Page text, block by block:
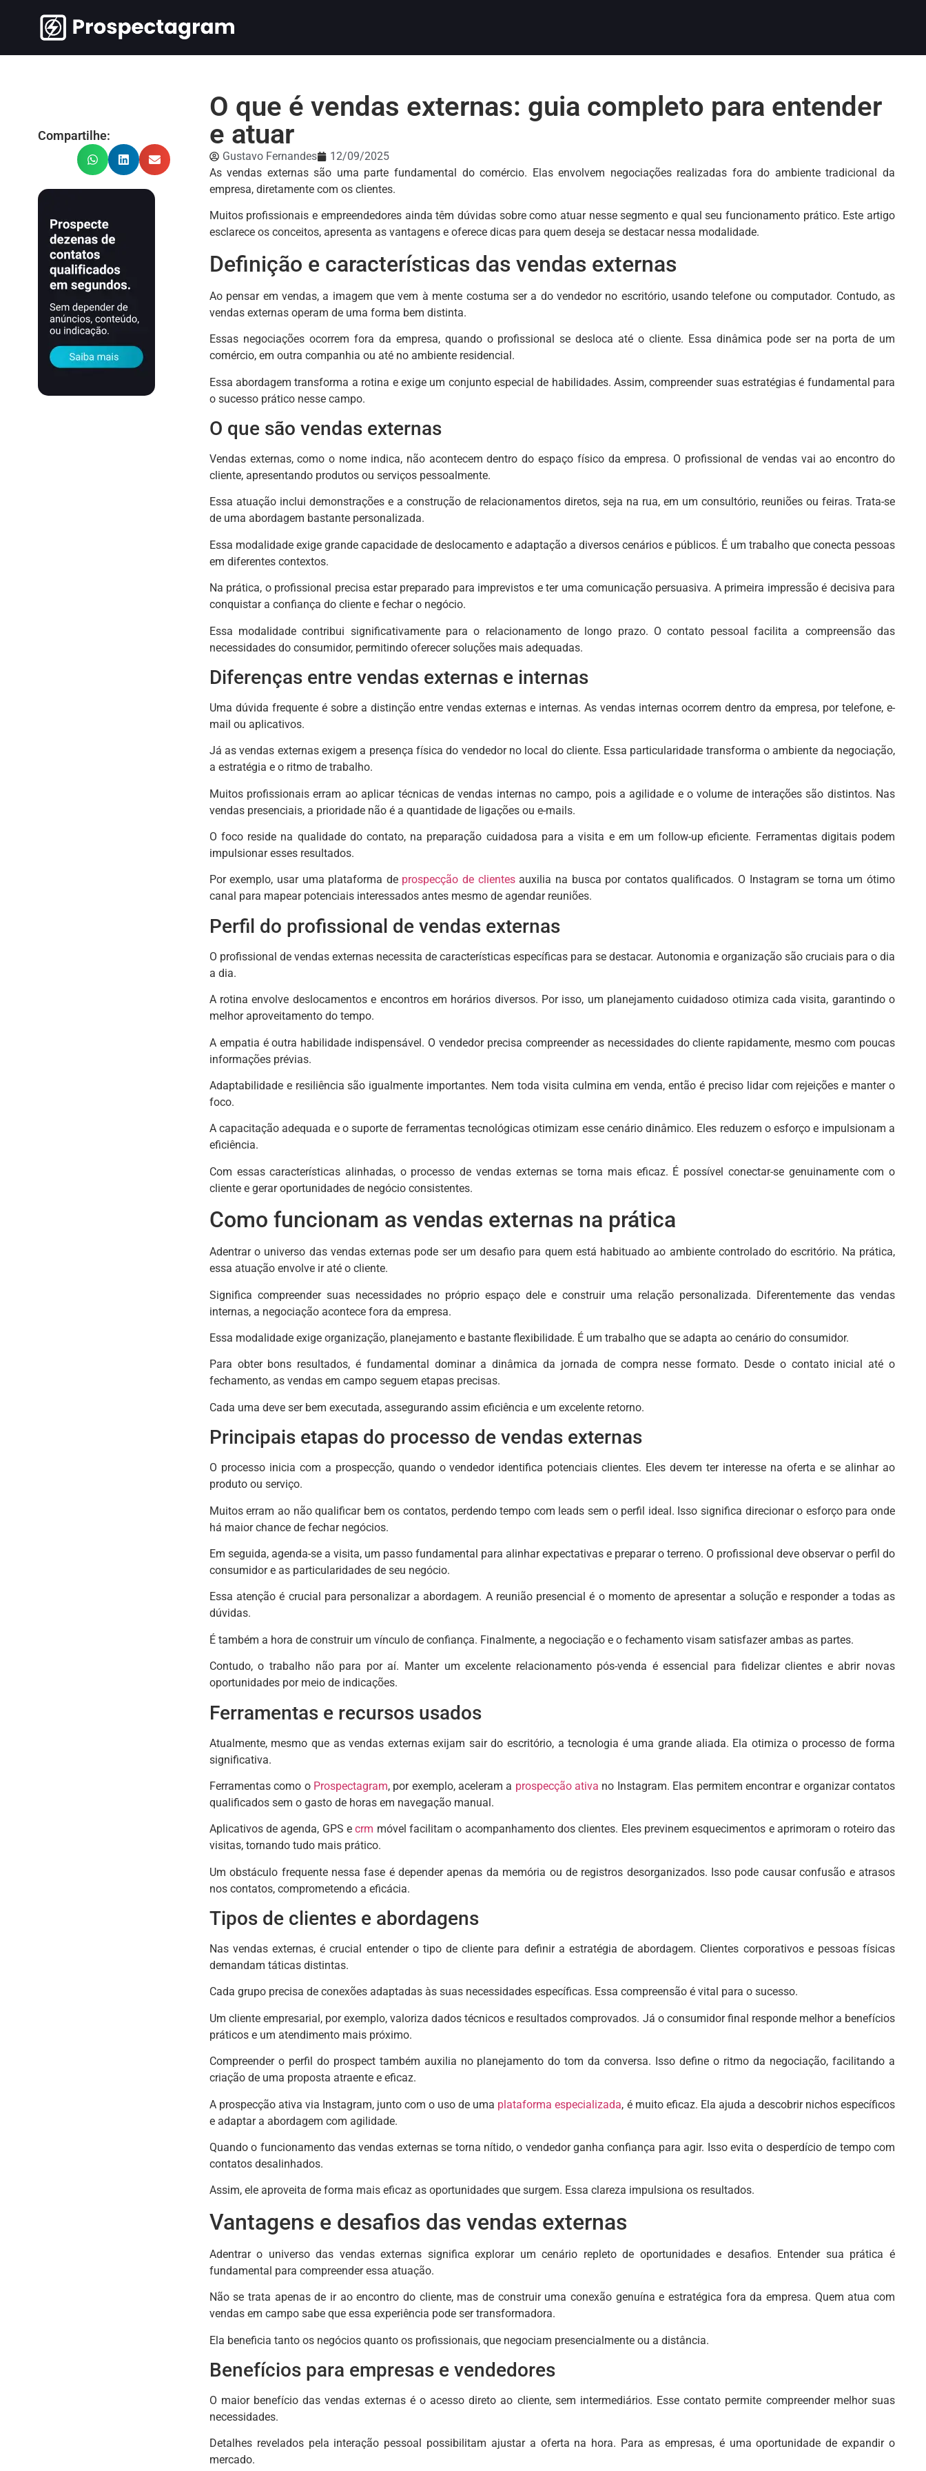
Compartilhe:
O que é vendas externas: guia completo para entender
e atuar
Gustavo Fernandes
12/09/2025
As vendas externas são uma parte fundamental do comércio. Elas envolvem negociações realizadas fora do ambiente tradicional da
empresa, diretamente com os clientes.
Muitos profissionais e empreendedores ainda têm dúvidas sobre como atuar nesse segmento e qual seu funcionamento prático. Este artigo
esclarece os conceitos, apresenta as vantagens e oferece dicas para quem deseja se destacar nessa modalidade.
Definição e características das vendas externas
Ao pensar em vendas, a imagem que vem à mente costuma ser a do vendedor no escritório, usando telefone ou computador. Contudo, as
vendas externas operam de uma forma bem distinta.
Essas negociações ocorrem fora da empresa, quando o profissional se desloca até o cliente. Essa dinâmica pode ser na porta de um
comércio, em outra companhia ou até no ambiente residencial.
Essa abordagem transforma a rotina e exige um conjunto especial de habilidades. Assim, compreender suas estratégias é fundamental para
o sucesso prático nesse campo.
O que são vendas externas
Vendas externas, como o nome indica, não acontecem dentro do espaço físico da empresa. O profissional de vendas vai ao encontro do
cliente, apresentando produtos ou serviços pessoalmente.
Essa atuação inclui demonstrações e a construção de relacionamentos diretos, seja na rua, em um consultório, reuniões ou feiras. Trata-se
de uma abordagem bastante personalizada.
Essa modalidade exige grande capacidade de deslocamento e adaptação a diversos cenários e públicos. É um trabalho que conecta pessoas
em diferentes contextos.
Na prática, o profissional precisa estar preparado para imprevistos e ter uma comunicação persuasiva. A primeira impressão é decisiva para
conquistar a confiança do cliente e fechar o negócio.
Essa modalidade contribui significativamente para o relacionamento de longo prazo. O contato pessoal facilita a compreensão das
necessidades do consumidor, permitindo oferecer soluções mais adequadas.
Diferenças entre vendas externas e internas
Uma dúvida frequente é sobre a distinção entre vendas externas e internas. As vendas internas ocorrem dentro da empresa, por telefone, e-
mail ou aplicativos.
Já as vendas externas exigem a presença física do vendedor no local do cliente. Essa particularidade transforma o ambiente da negociação,
a estratégia e o ritmo de trabalho.
Muitos profissionais erram ao aplicar técnicas de vendas internas no campo, pois a agilidade e o volume de interações são distintos. Nas
vendas presenciais, a prioridade não é a quantidade de ligações ou e-mails.
O foco reside na qualidade do contato, na preparação cuidadosa para a visita e em um follow-up eficiente. Ferramentas digitais podem
impulsionar esses resultados.
Por exemplo, usar uma plataforma de prospecção de clientesauxilia na busca por contatos qualificados. O Instagram se torna um ótimo
canal para mapear potenciais interessados antes mesmo de agendar reuniões.
Perfil do profissional de vendas externas
O profissional de vendas externas necessita de características específicas para se destacar. Autonomia e organização são cruciais para o dia
a dia.
A rotina envolve deslocamentos e encontros em horários diversos. Por isso, um planejamento cuidadoso otimiza cada visita, garantindo o
melhor aproveitamento do tempo.
A empatia é outra habilidade indispensável. O vendedor precisa compreender as necessidades do cliente rapidamente, mesmo com poucas
informações prévias.
Adaptabilidade e resiliência são igualmente importantes. Nem toda visita culmina em venda, então é preciso lidar com rejeições e manter o
foco.
A capacitação adequada e o suporte de ferramentas tecnológicas otimizam esse cenário dinâmico. Eles reduzem o esforço e impulsionam a
eficiência.
Com essas características alinhadas, o processo de vendas externas se torna mais eficaz. É possível conectar-se genuinamente com o
cliente e gerar oportunidades de negócio consistentes.
Como funcionam as vendas externas na prática
Adentrar o universo das vendas externas pode ser um desafio para quem está habituado ao ambiente controlado do escritório. Na prática,
essa atuação envolve ir até o cliente.
Significa compreender suas necessidades no próprio espaço dele e construir uma relação personalizada. Diferentemente das vendas
internas, a negociação acontece fora da empresa.
Essa modalidade exige organização, planejamento e bastante flexibilidade. É um trabalho que se adapta ao cenário do consumidor.
Para obter bons resultados, é fundamental dominar a dinâmica da jornada de compra nesse formato. Desde o contato inicial até o
fechamento, as vendas em campo seguem etapas precisas.
Cada uma deve ser bem executada, assegurando assim eficiência e um excelente retorno.
Principais etapas do processo de vendas externas
O processo inicia com a prospecção, quando o vendedor identifica potenciais clientes. Eles devem ter interesse na oferta e se alinhar ao
produto ou serviço.
Muitos erram ao não qualificar bem os contatos, perdendo tempo com leads sem o perfil ideal. Isso significa direcionar o esforço para onde
há maior chance de fechar negócios.
Em seguida, agenda-se a visita, um passo fundamental para alinhar expectativas e preparar o terreno. O profissional deve observar o perfil do
consumidor e as particularidades de seu negócio.
Essa atenção é crucial para personalizar a abordagem. A reunião presencial é o momento de apresentar a solução e responder a todas as
dúvidas.
É também a hora de construir um vínculo de confiança. Finalmente, a negociação e o fechamento visam satisfazer ambas as partes.
Contudo, o trabalho não para por aí. Manter um excelente relacionamento pós-venda é essencial para fidelizar clientes e abrir novas
oportunidades por meio de indicações.
Ferramentas e recursos usados
Atualmente, mesmo que as vendas externas exijam sair do escritório, a tecnologia é uma grande aliada. Ela otimiza o processo de forma
significativa.
Ferramentas como o Prospectagram, por exemplo, aceleram a prospecção ativa no Instagram. Elas permitem encontrar e organizar contatos
qualificados sem o gasto de horas em navegação manual.
Aplicativos de agenda, GPS ecrm móvel facilitam o acompanhamento dos clientes. Eles previnem esquecimentos e aprimoram o roteiro das
visitas, tornando tudo mais prático.
Um obstáculo frequente nessa fase é depender apenas da memória ou de registros desorganizados. Isso pode causar confusão e atrasos
nos contatos, comprometendo a eficácia.
Tipos de clientes e abordagens
Nas vendas externas, é crucial entender o tipo de cliente para definir a estratégia de abordagem. Clientes corporativos e pessoas físicas
demandam táticas distintas.
Cada grupo precisa de conexões adaptadas às suas necessidades específicas. Essa compreensão é vital para o sucesso.
Um cliente empresarial, por exemplo, valoriza dados técnicos e resultados comprovados. Já o consumidor final responde melhor a benefícios
práticos e um atendimento mais próximo.
Compreender o perfil do prospect também auxilia no planejamento do tom da conversa. Isso define o ritmo da negociação, facilitando a
criação de uma proposta atraente e eficaz.
A prospecção ativa via Instagram, junto com o uso de uma plataforma especializada, é muito eficaz. Ela ajuda a descobrir nichos específicos
e adaptar a abordagem com agilidade.
Quando o funcionamento das vendas externas se torna nítido, o vendedor ganha confiança para agir. Isso evita o desperdício de tempo com
contatos desalinhados.
Assim, ele aproveita de forma mais eficaz as oportunidades que surgem. Essa clareza impulsiona os resultados.
Vantagens e desafios das vendas externas
Adentrar o universo das vendas externas significa explorar um cenário repleto de oportunidades e desafios. Entender sua prática é
fundamental para compreender essa atuação.
Não se trata apenas de ir ao encontro do cliente, mas de construir uma conexão genuína e estratégica fora da empresa. Quem atua com
vendas em campo sabe que essa experiência pode ser transformadora.
Ela beneficia tanto os negócios quanto os profissionais, que negociam presencialmente ou a distância.
Benefícios para empresas e vendedores
O maior benefício das vendas externas é o acesso direto ao cliente, sem intermediários. Esse contato permite compreender melhor suas
necessidades.
Detalhes revelados pela interação pessoal possibilitam ajustar a oferta na hora. Para as empresas, é uma oportunidade de expandir o
mercado.